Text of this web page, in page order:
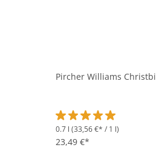
Pircher Williams
Durchschnittliche
0.7 l (33,56 €* / 1 l)
23,49 €*